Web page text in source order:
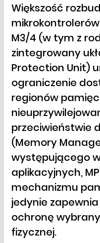
Większość
M3/4 (w tym z
zintegrowany
Protection Unit)
ograniczenie
regionów
przeciwieństwie
(Memory
występującego
aplikacyjnych,
mechanizmu
jedynie
ochronę
fizycznej.